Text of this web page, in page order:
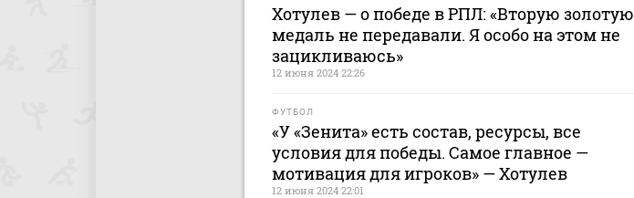
Хотулев — о победе в РПЛ: «Вторую золотую
медаль не передавали. Я особо на этом не
зацикливаюсь»
12 июня 2024 22:26
ФУТБОЛ
«У «Зенита» есть состав, ресурсы, все
условия для победы. Самое главное —
мотивация для игроков» — Хотулев
12 июня 2024 22:01